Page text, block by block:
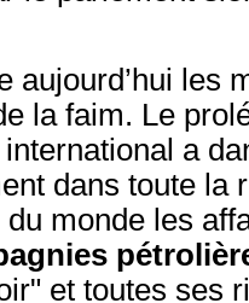
aujourd’hui les
la faim. Le
a
dans toute la
monde les
et toutes ses